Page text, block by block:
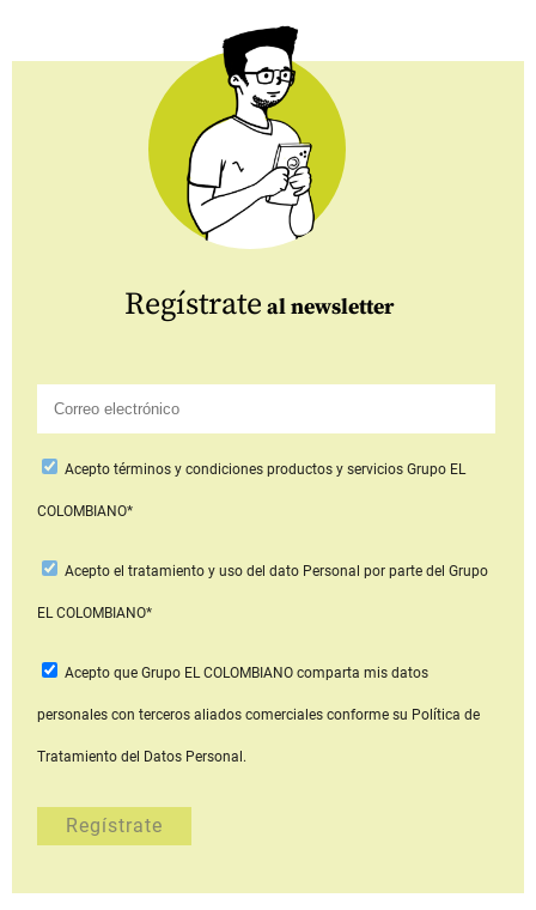
Regístrate al newsletter
Aceptotérminos y condiciones productos y serviciosGrupo EL
COLOMBIANO*
Acepto el tratamiento y uso del dato Personal por parte del Grupo
EL COLOMBIANO*
Acepto que Grupo EL COLOMBIANOcomparta mis datos
personales con terceros aliados comerciales conforme su Política de
Tratamiento del Datos Personal.